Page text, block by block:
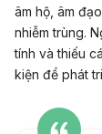
âm hộ, âm
nhiễm trùng.
tính và thiếu
kiện để phát